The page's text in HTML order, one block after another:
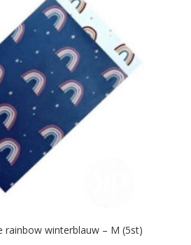
rainbow winterblauw – M (5st)